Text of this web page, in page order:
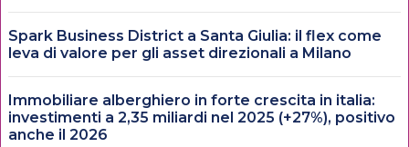
Spark Business District a Santa Giulia: il flex come
leva di valore per gli asset direzionali a Milano
Immobiliare alberghiero in forte crescita in italia:
investimenti a 2,35 miliardi nel 2025 (+27%), positivo
anche il 2026